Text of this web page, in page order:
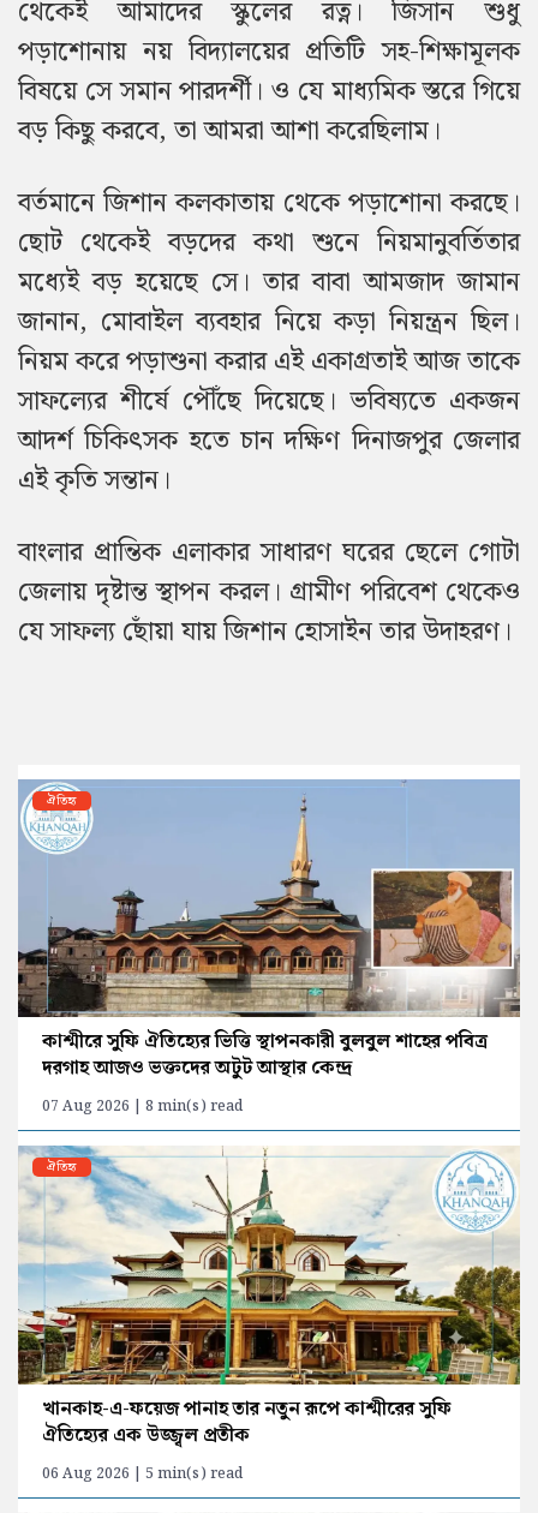
থেকেই আমাদের স্কুলের রত্ন। জিসান শুধু
পড়াশোনায় নয় বিদ্যালয়ের প্রতিটি সহ-শিক্ষামূলক
বিষয়ে সে সমান পারদর্শী। ও যে মাধ্যমিক স্তরে গিয়ে
বড় কিছু করবে, তা আমরা আশা করেছিলাম।
বর্তমানে জিশান কলকাতায় থেকে পড়াশোনা করছে।
ছোট থেকেই বড়দের কথা শুনে নিয়মানুবর্তিতার
মধ্যেই বড় হয়েছে সে। তার বাবা আমজাদ জামান
জানান, মোবাইল ব্যবহার নিয়ে কড়া নিয়ন্ত্রন ছিল।
নিয়ম করে পড়াশুনা করার এই একাগ্রতাই আজ তাকে
সাফল্যের শীর্ষে পৌঁছে দিয়েছে। ভবিষ্যতে একজন
আদর্শ চিকিৎসক হতে চান দক্ষিণ দিনাজপুর জেলার
এই কৃতি সন্তান।
বাংলার প্রান্তিক এলাকার সাধারণ ঘরের ছেলে গোটা
জেলায় দৃষ্টান্ত স্থাপন করল। গ্রামীণ পরিবেশ থেকেও
যে সাফল্য ছোঁয়া যায় জিশান হোসাইন তার উদাহরণ।
ঐতিহ্য
কাশ্মীরে সুফি ঐতিহ্যের ভিত্তি স্থাপনকারী বুলবুল শাহের পবিত্র
দরগাহ আজও ভক্তদের অটুট আস্থার কেন্দ্র
07 Aug 2026 | 8 min(s) read
ঐতিহ্য
খানকাহ-এ-ফয়েজ পানাহ তার নতুন রূপে কাশ্মীরের সুফি
ঐতিহ্যের এক উজ্জ্বল প্রতীক
06 Aug 2026 | 5 min(s) read